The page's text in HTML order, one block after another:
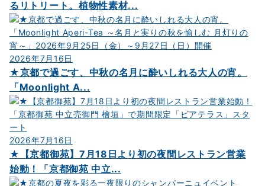
るリトリート。植物性素材...
2026年7月16日
★京都で過ごす、中秋の名月に酔いしれる大人の宵。
「Moonlight A...
2026年7月16日
★【京都御苑】7月18日より初の夜間レストラン営業
始動！「京都御苑 中立...